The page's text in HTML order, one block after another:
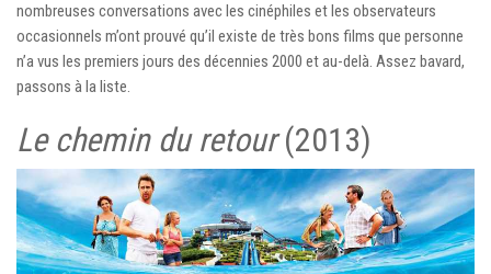
nombreuses conversations avec les cinéphiles et les observateurs
occasionnels m’ont prouvé qu’il existe de très bons films que personne
n’a vus les premiers jours des décennies 2000 et au-delà. Assez bavard,
passons à la liste.
Le chemin du retour(2013)